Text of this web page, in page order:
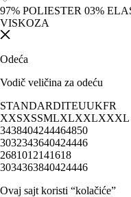
97% POLIESTER 03%
VISKOZA
Odeća
Vodič veličina za odeću
STANDARDITEUUKFR
XXSXSSMLXLXXLXXXL
3438404244464850
3032343640424446
2681012141618
3034363840424446
Ovaj sajt koristi “kolačiće”